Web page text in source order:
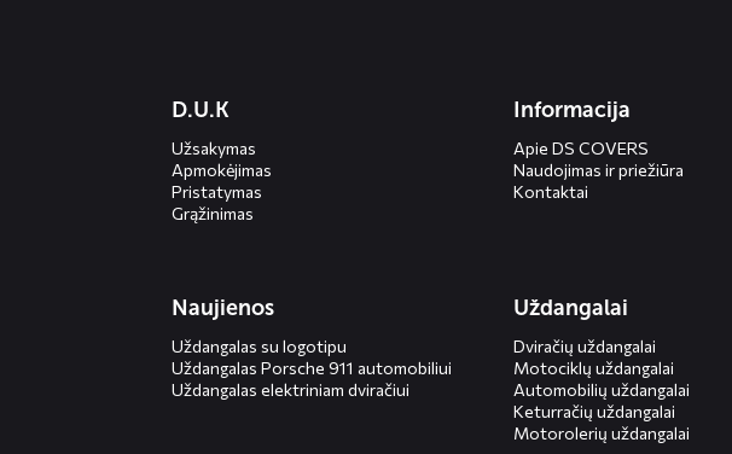
D.U.K
Užsakymas
Apmokėjimas
Pristatymas
Grąžinimas
Informacija
Apie DS COVERS
Naudojimas ir priežiūra
Kontaktai
Naujienos
Uždangalas su logotipu
Uždangalas Porsche 911 automobiliui
Uždangalas elektriniam dviračiui
Uždangalai
Dviračių uždangalai
Motociklų uždangalai
Automobilių uždangalai
Keturračių uždangalai
Motorolerių uždangalai